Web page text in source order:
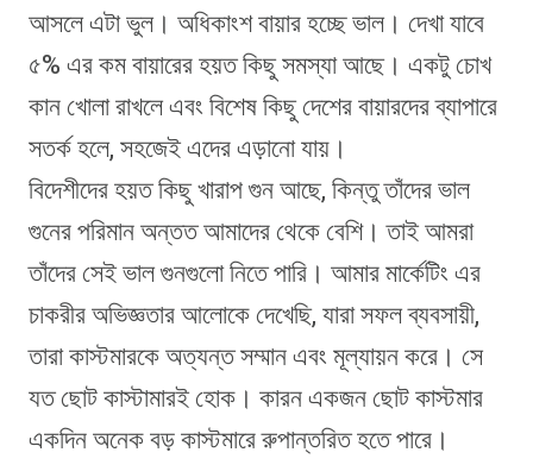
আসলে এটা ভুল। অধিকাংশ বায়ার হচ্ছে ভাল। দেখা যাবে
৫% এর কম বায়ারের হয়ত কিছু সমস্যা আছে। একটু চোখ
কান খোলা রাখলে এবং বিশেষ কিছু দেশের বায়ারদের ব্যাপারে
সতর্ক হলে, সহজেই এদের এড়ানো যায়।
বিদেশীদের হয়ত কিছু খারাপ গুন আছে, কিন্তু তাঁদের ভাল
গুনের পরিমান অন্তত আমাদের থেকে বেশি। তাই আমরা
তাঁদের সেই ভাল গুনগুলো নিতে পারি। আমার মার্কেটিং এর
চাকরীর অভিজ্ঞতার আলোকে দেখেছি, যারা সফল ব্যবসায়ী,
তারা কাস্টমারকে অত্যন্ত সম্মান এবং মূল্যায়ন করে। সে
যত ছোট কাস্টামারই হোক। কারন একজন ছোট কাস্টমার
একদিন অনেক বড় কাস্টমারে রুপান্তরিত হতে পারে।